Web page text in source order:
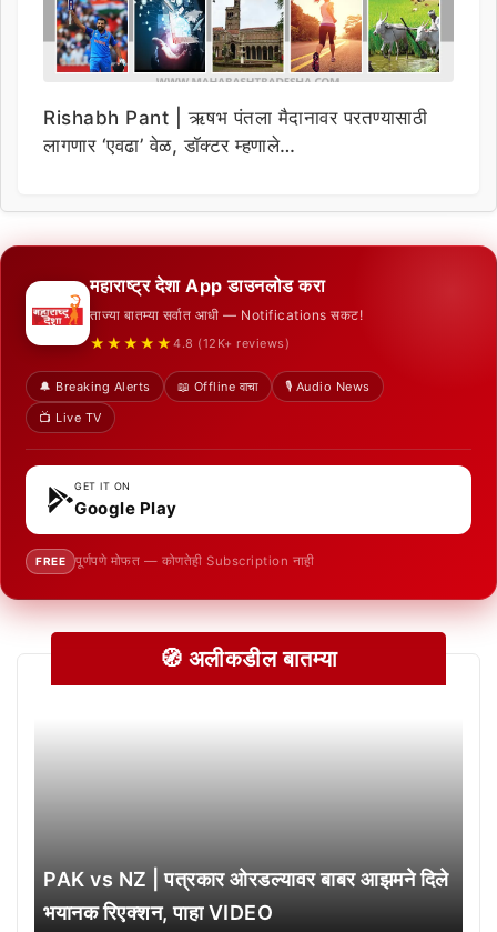
Rishabh Pant | ऋषभ पंतला मैदानावर परतण्यासाठी
लागणार ‘एवढा’ वेळ, डॉक्टर म्हणाले…
महाराष्ट्र देशा App डाउनलोड करा
ताज्या बातम्या सर्वात आधी — Notifications सकट!
★★★★★ 4.8 (12K+ reviews)
🔔 Breaking Alerts 📖 Offline वाचा
🎙️ Audio News
📺 Live TV
GET IT ON
Google Play
FREE पूर्णपणे मोफत — कोणतेही Subscription नाही
🧭 अलीकडील बातम्या
PAK vs NZ | पत्रकार ओरडल्यावर बाबर आझमने दिले
भयानक रिएक्शन, पाहा VIDEO